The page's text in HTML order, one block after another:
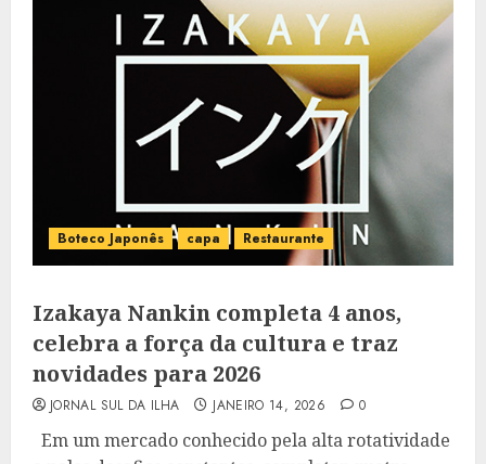
Boteco Japonês capa Restaurante
Izakaya Nankin completa 4 anos,
celebra a força da cultura e traz
novidades para 2026
JORNAL SUL DA ILHA JANEIRO 14, 2026 0
Em um mercado conhecido pela alta rotatividade